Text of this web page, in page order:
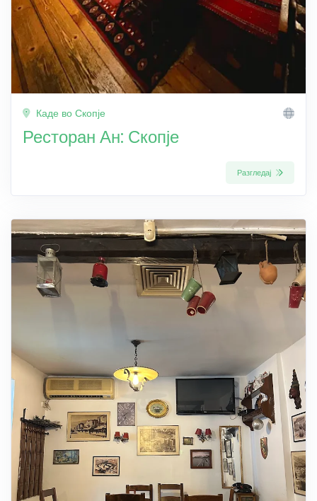
Каде во Скопје
Ресторан Ан: Скопје
Разгледај